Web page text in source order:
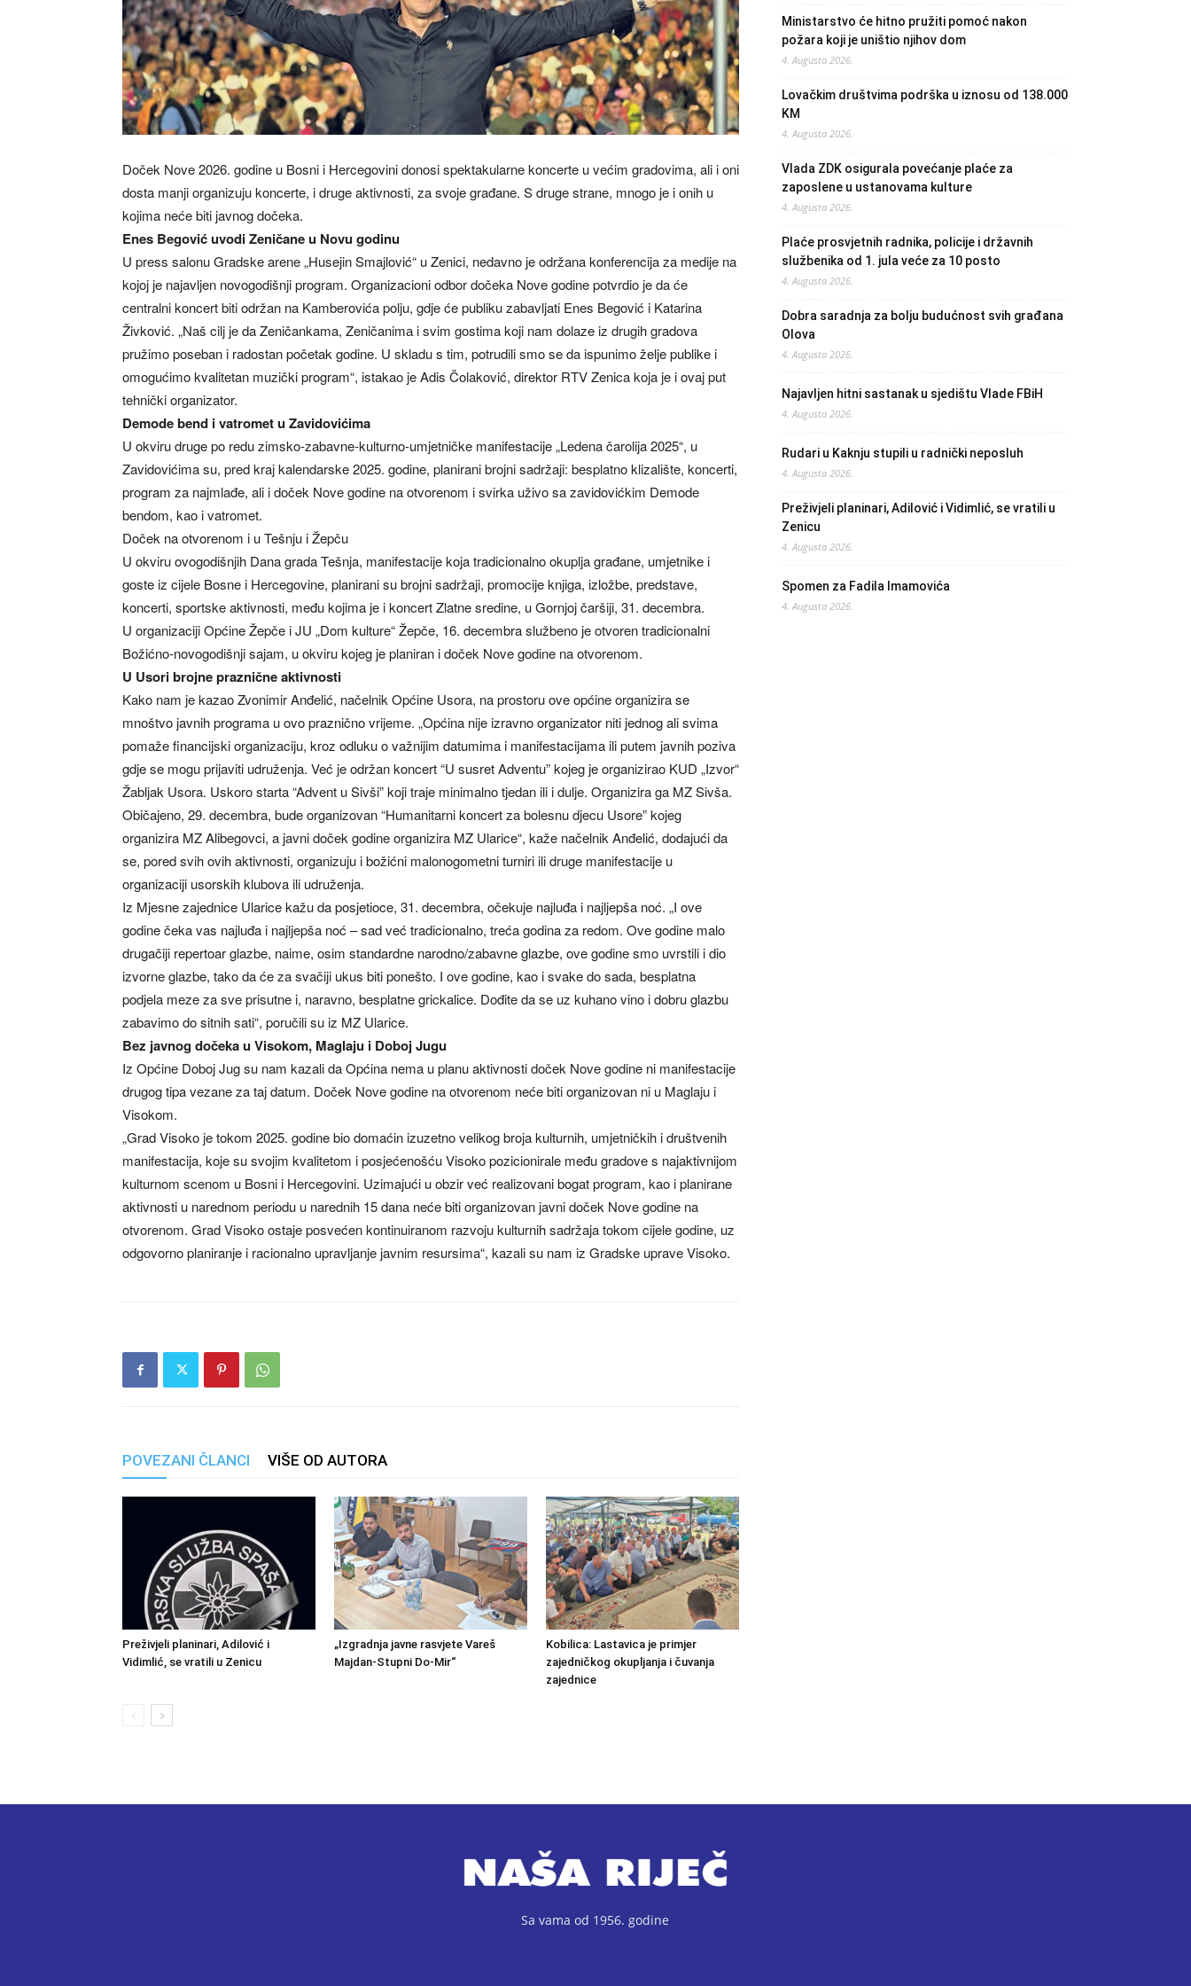
Doček Nove 2026. godine u Bosni i Hercegovini donosi spektakularne koncerte u većim gradovima, ali i oni
dosta manji organizuju koncerte, i druge aktivnosti, za svoje građane. S druge strane, mnogo je i onih u
kojima neće biti javnog dočeka.
Enes Begović uvodi Zeničane u Novu godinu
U press salonu Gradske arene „Husejin Smajlović“ u Zenici, nedavno je održana konferencija za medije na
kojoj je najavljen novogodišnji program. Organizacioni odbor dočeka Nove godine potvrdio je da će
centralni koncert biti održan na Kamberovića polju, gdje će publiku zabavljati Enes Begović i Katarina
Živković. „Naš cilj je da Zeničankama, Zeničanimа i svim gostima koji nam dolaze iz drugih gradova
pružimo poseban i radostan početak godine. U skladu s tim, potrudili smo se da ispunimo želje publike i
omogućimo kvalitetan muzički program“, istakao je Adis Čolaković, direktor RTV Zenica koja je i ovaj put
tehnički organizator.
Demode bend i vatromet u Zavidovićima
U okviru druge po redu zimsko-zabavne-kulturno-umjetničke manifestacije „Ledena čarolija 2025“, u
Zavidovićima su, pred kraj kalendarske 2025. godine, planirani brojni sadržaji: besplatno klizalište, koncerti,
program za najmlađe, ali i doček Nove godine na otvorenom i svirka uživo sa zavidovićkim Demode
bendom, kao i vatromet.
Doček na otvorenom i u Tešnju i Žepču
U okviru ovogodišnjih Dana grada Tešnja, manifestacije koja tradicionalno okuplja građane, umjetnike i
goste iz cijele Bosne i Hercegovine, planirani su brojni sadržaji, promocije knjiga, izložbe, predstave,
koncerti, sportske aktivnosti, među kojima je i koncert Zlatne sredine, u Gornjoj čaršiji, 31. decembra.
U organizaciji Općine Žepče i JU „Dom kulture“ Žepče, 16. decembra službeno je otvoren tradicionalni
Božićno-novogodišnji sajam, u okviru kojeg je planiran i doček Nove godine na otvorenom.
U Usori brojne praznične aktivnosti
Kako nam je kazao Zvonimir Anđelić, načelnik Općine Usora, na prostoru ove općine organizira se
mnoštvo javnih programa u ovo praznično vrijeme. „Općina nije izravno organizator niti jednog ali svima
pomaže financijski organizaciju, kroz odluku o važnijim datumima i manifestacijama ili putem javnih poziva
gdje se mogu prijaviti udruženja. Već je održan koncert “U susret Adventu” kojeg je organizirao KUD „Izvor“
Žabljak Usora. Uskoro starta “Advent u Sivši” koji traje minimalno tjedan ili i dulje. Organizira ga MZ Sivša.
Običajeno, 29. decembra, bude organizovan “Humanitarni koncert za bolesnu djecu Usore” kojeg
organizira MZ Alibegovci, a javni doček godine organizira MZ Ularice“, kaže načelnik Anđelić, dodajući da
se, pored svih ovih aktivnosti, organizuju i božićni malonogometni turniri ili druge manifestacije u
organizaciji usorskih klubova ili udruženja.
Iz Mjesne zajednice Ularice kažu da posjetioce, 31. decembra, očekuje najluđa i najljepša noć. „I ove
godine čeka vas najluđa i najljepša noć – sad već tradicionalno, treća godina za redom. Ove godine malo
drugačiji repertoar glazbe, naime, osim standardne narodno/zabavne glazbe, ove godine smo uvrstili i dio
izvorne glazbe, tako da će za svačiji ukus biti ponešto. I ove godine, kao i svake do sada, besplatna
podjela meze za sve prisutne i, naravno, besplatne grickalice. Dođite da se uz kuhano vino i dobru glazbu
zabavimo do sitnih sati“, poručili su iz MZ Ularice.
Bez javnog dočeka u Visokom, Maglaju i Doboj Jugu
Iz Općine Doboj Jug su nam kazali da Općina nema u planu aktivnosti doček Nove godine ni manifestacije
drugog tipa vezane za taj datum. Doček Nove godine na otvorenom neće biti organizovan ni u Maglaju i
Visokom.
„Grad Visoko je tokom 2025. godine bio domaćin izuzetno velikog broja kulturnih, umjetničkih i društvenih
manifestacija, koje su svojim kvalitetom i posjećenošću Visoko pozicionirale među gradove s najaktivnijom
kulturnom scenom u Bosni i Hercegovini. Uzimajući u obzir već realizovani bogat program, kao i planirane
aktivnosti u narednom periodu u narednih 15 dana neće biti organizovan javni doček Nove godine na
otvorenom. Grad Visoko ostaje posvećen kontinuiranom razvoju kulturnih sadržaja tokom cijele godine, uz
odgovorno planiranje i racionalno upravljanje javnim resursima“, kazali su nam iz Gradske uprave Visoko.
POVEZANI ČLANCI VIŠE OD AUTORA
Preživjeli planinari, Adilović i
Vidimlić, se vratili u Zenicu
„Izgradnja javne rasvjete Vareš
Majdan-Stupni Do-Mir“
Kobilica: Lastavica je primjer
zajedničkog okupljanja i čuvanja
zajednice
Ministarstvo će hitno pružiti pomoć nakon
požara koji je uništio njihov dom
4. Augusta 2026.
Lovačkim društvima podrška u iznosu od 138.000
KM
4. Augusta 2026.
Vlada ZDK osigurala povećanje plaće za
zaposlene u ustanovama kulture
4. Augusta 2026.
Plaće prosvjetnih radnika, policije i državnih
službenika od 1. jula veće za 10 posto
4. Augusta 2026.
Dobra saradnja za bolju budućnost svih građana
Olova
4. Augusta 2026.
Najavljen hitni sastanak u sjedištu Vlade FBiH
4. Augusta 2026.
Rudari u Kaknju stupili u radnički neposluh
4. Augusta 2026.
Preživjeli planinari, Adilović i Vidimlić, se vratili u
Zenicu
4. Augusta 2026.
Spomen za Fadila Imamovića
4. Augusta 2026.
Sa vama od 1956. godine